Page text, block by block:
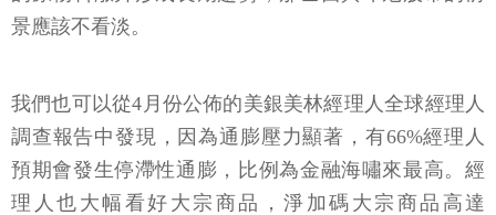
景應該不看淡。
我們也可以從4月份公佈的美銀美林經理人全球經理人
調查報告中發現，因為通膨壓力顯著，有66%經理人
預期會發生停滯性通膨，比例為金融海嘯來最高。經
理人也大幅看好大宗商品，淨加碼大宗商品高達